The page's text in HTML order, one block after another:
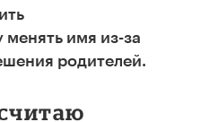
имя из-за
родителей.